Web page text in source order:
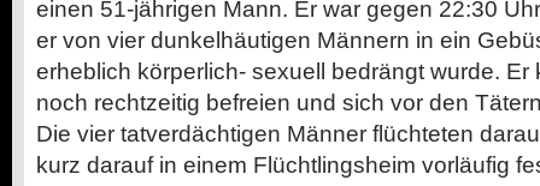
einen 51-jährigen Mann. Er war gegen 22:30
er von vier dunkelhäutigen Männern in ein
erheblich körperlich- sexuell bedrängt wurde. Er
noch rechtzeitig befreien und sich vor den
Die vier tatverdächtigen Männer flüchteten
kurz darauf in einem Flüchtlingsheim vorläufig